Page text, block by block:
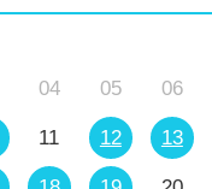
04 05 06
11 12 13